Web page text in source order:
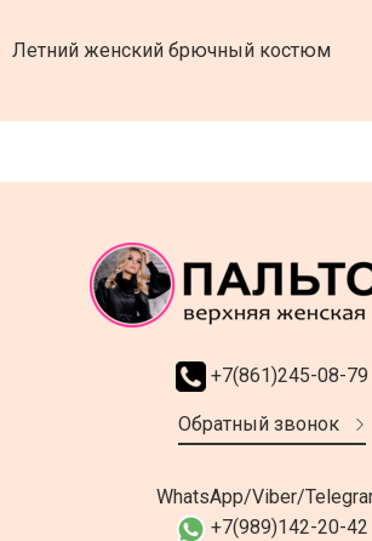
Летний женский брючный костюм
+7(861)245-08-79
Обратный звонок
WhatsApp/Viber/
+7(989)142-20-42